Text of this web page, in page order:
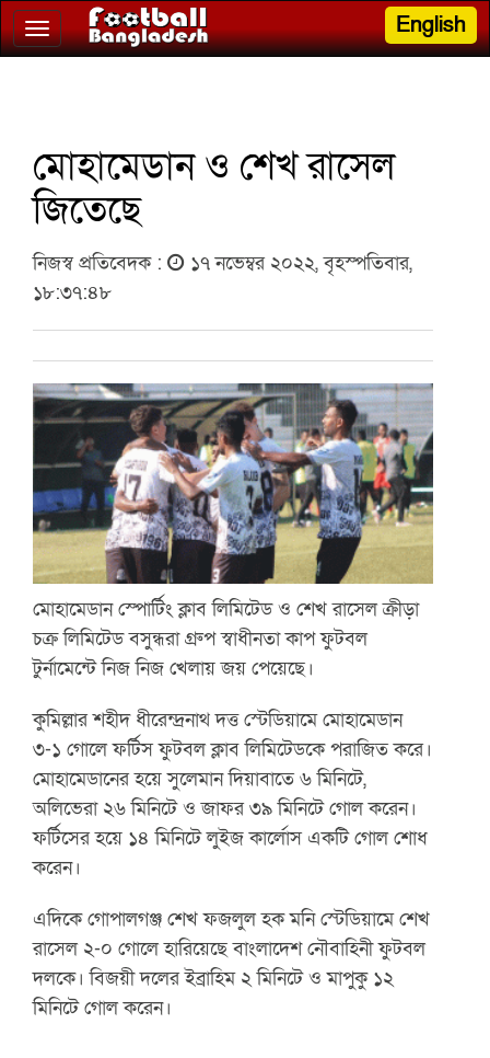
Toggle
navigation
English
মোহামেডান ও শেখ রাসেল
জিতেছে
নিজস্ব প্রতিবেদক :
১৭ নভেম্বর ২০২২, বৃহস্পতিবার,
১৮:৩৭:৪৮
মোহামেডান স্পোর্টিং ক্লাব লিমিটেড ও শেখ রাসেল ক্রীড়া
চক্র লিমিটেড বসুন্ধরা গ্রুপ স্বাধীনতা কাপ ফুটবল
টুর্নামেন্টে নিজ নিজ খেলায় জয় পেয়েছে।
কুমিল্লার শহীদ ধীরেন্দ্রনাথ দত্ত স্টেডিয়ামে মোহামেডান
৩-১ গোলে ফর্টিস ফুটবল ক্লাব লিমিটেডকে পরাজিত করে।
মোহামেডানের হয়ে সুলেমান দিয়াবাতে ৬ মিনিটে,
অলিভেরা ২৬ মিনিটে ও জাফর ৩৯ মিনিটে গোল করেন।
ফর্টিসের হয়ে ১৪ মিনিটে লুইজ কার্লোস একটি গোল শোধ
করেন।
এদিকে গোপালগঞ্জ শেখ ফজলুল হক মনি স্টেডিয়ামে শেখ
রাসেল ২-০ গোলে হারিয়েছে বাংলাদেশ নৌবাহিনী ফুটবল
দলকে। বিজয়ী দলের ইব্রাহিম ২ মিনিটে ও মাপুকু ১২
মিনিটে গোল করেন।